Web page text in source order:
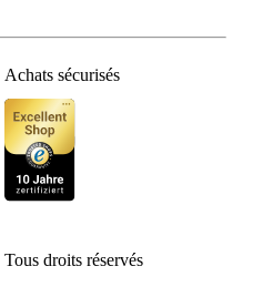
Achats sécurisés
Tous droits réservés